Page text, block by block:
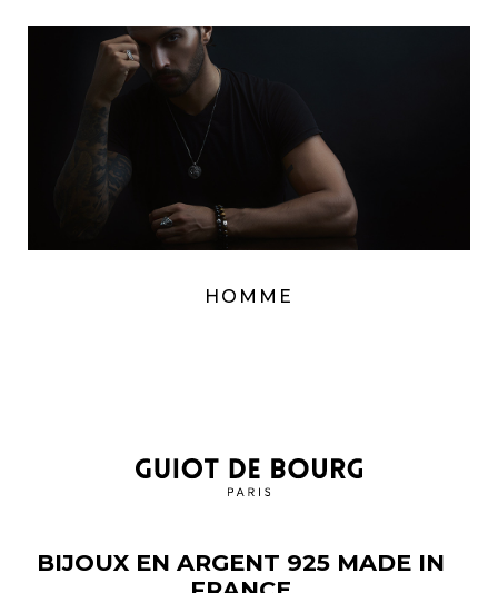
HOMME
BIJOUX EN ARGENT 925 MADE IN